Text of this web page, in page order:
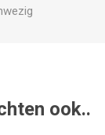
ook..